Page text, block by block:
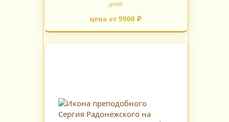
детей.
цена от 9900 ₽